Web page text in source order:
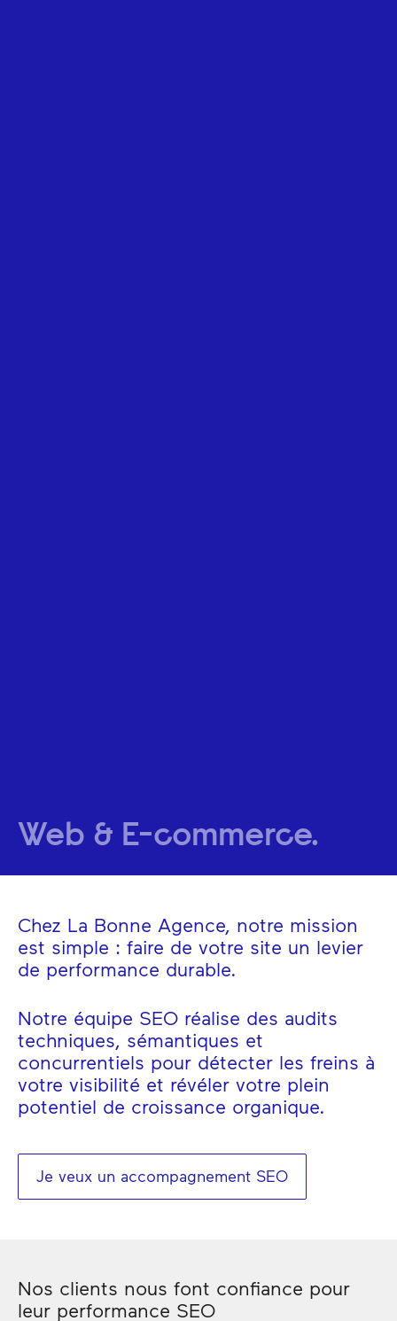
Web & E-commerce.
Chez La Bonne Agence, notre mission
est simple : faire de votre site un levier
de performance durable.
Notre équipe SEO réalise des audits
techniques, sémantiques et
concurrentiels pour détecter les freins à
votre visibilité et révéler votre plein
potentiel de croissance organique.
Je veux un accompagnement SEO
Nos clients nous font confiance pour
leur performance SEO